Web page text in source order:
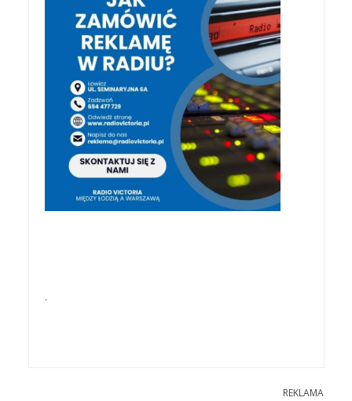
.
REKLAMA